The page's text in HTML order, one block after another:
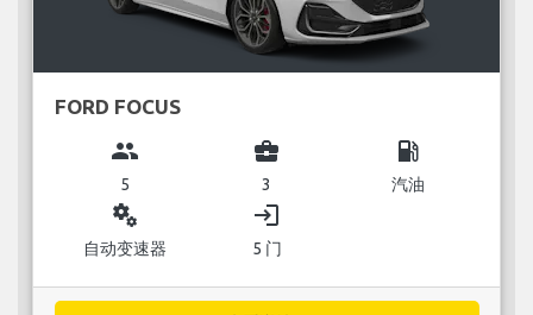
FORD FOCUS
group
5
business_center
3
local_gas_station
汽油
miscellaneous_services
自动变速器
login
5 门